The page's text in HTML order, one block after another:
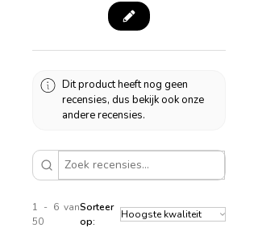
Dit product heeft nog geen
recensies, dus bekijk ook onze
andere recensies.
1 - 6 van
50
Sorteer
op: